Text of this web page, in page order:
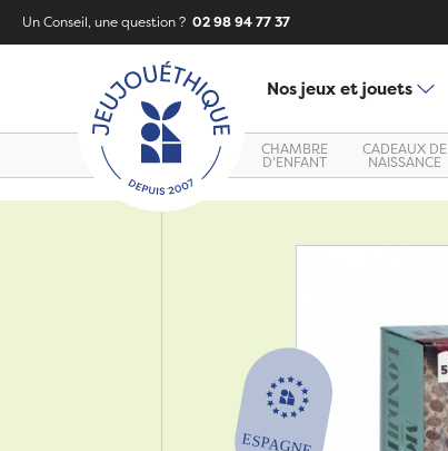
Un Conseil, une question ? 02 98 94 77 37
Nos jeux et jouets
CHAMBRE
D'ENFANT
CADEAUX DE
NAISSANCE